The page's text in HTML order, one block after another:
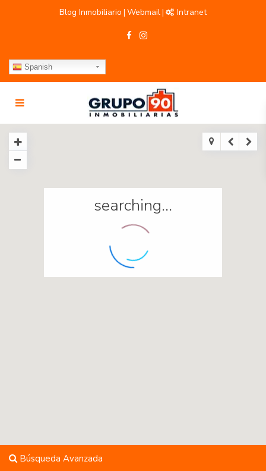
Blog Inmobiliario | Webmail| Intranet
Spanish
searching...
Búsqueda Avanzada